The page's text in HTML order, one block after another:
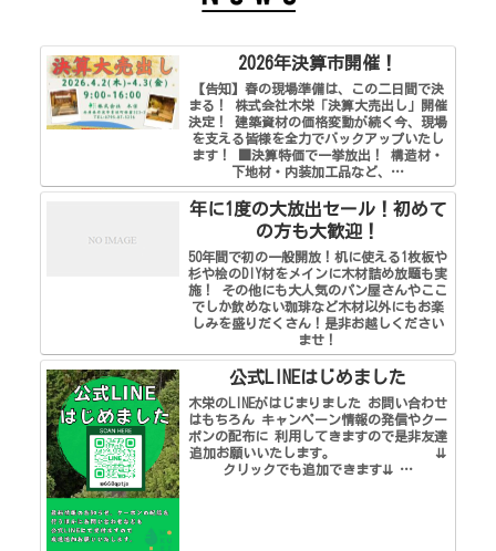
2026年決算市開催！
【告知】春の現場準備は、この二日間で決
まる！ 株式会社木栄「決算大売出し」開催
決定！ 建築資材の価格変動が続く今、現場
を支える皆様を全力でバックアップいたし
ます！ ■決算特価で一挙放出！ 構造材・
下地材・内装加工品など、…
年に1度の大放出セール！初めて
の方も大歓迎！
50年間で初の一般開放！机に使える1枚板や
杉や桧のDIY材をメインに木材詰め放題も実
施！ その他にも大人気のパン屋さんやここ
でしか飲めない珈琲など木材以外にもお楽
しみを盛りだくさん！是非お越しください
ませ！
公式LINEはじめました
木栄のLINEがはじまりました お問い合わせ
はもちろん キャンペーン情報の発信やクー
ポンの配布に 利用してきますので是非友達
追加お願いいたします。 ⇊
クリックでも追加できます⇊ …